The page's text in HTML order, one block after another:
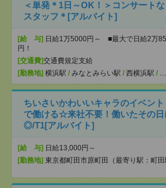
＜単発＊1日～OK！＞コンサート
スタッフ＊[アルバイト]
[給 与] 日給1万5000円～ ■最大で日給2万
円！
[交通費]交通費規定支給
[勤務地] 横浜駅 / みなとみらい駅 / 西横浜駅 / …
ちいさいかわいいキャラのイベン
で働ける☆来社不要！働いたその日
◎/T1[アルバイト]
[給 与] 日給13,000円～
[勤務地] 東京都町田市原町田（最寄り駅：町田